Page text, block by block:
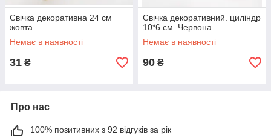
Свічка декоративна 24 см
жовта
Немає в наявності
31 ₴
Свічка декоративний. циліндр
10*6 см. Червона
Немає в наявності
90 ₴
Про нас
100% позитивних з 92 відгуків за рік